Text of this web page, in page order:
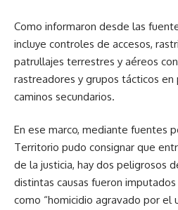
Como informaron desde las
incluye controles de accesos,
patrullajes terrestres y aéreos
rastreadores y grupos tácticos
caminos secundarios.
En ese marco, mediante fuentes
Territorio pudo consignar que
de la justicia, hay dos peligrosos
distintas causas fueron
como “homicidio agravado por el